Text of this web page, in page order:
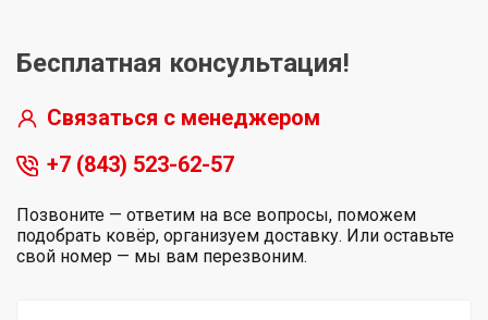
Бесплатная консультация!
Связаться с менеджером
+7 (843) 523-62-57
Позвоните — ответим на все вопросы, поможем
подобрать ковёр, организуем доставку. Или оставьте
свой номер — мы вам перезвоним.